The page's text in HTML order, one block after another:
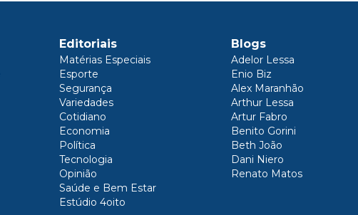
Editoriais
Matérias Especiais
Esporte
Segurança
Variedades
Cotidiano
Economia
Política
Tecnologia
Opinião
Saúde e Bem Estar
Estúdio 4oito
Blogs
Adelor Lessa
Enio Biz
Alex Maranhão
Arthur Lessa
Artur Fabro
Benito Gorini
Beth João
Dani Niero
Renato Matos